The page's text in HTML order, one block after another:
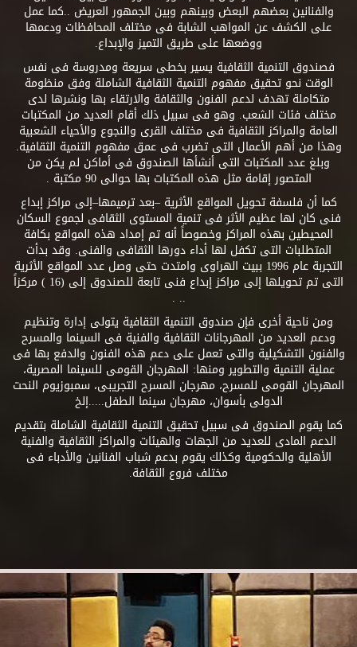
والفنانين بعضهم البعض وبينهم وبين الجمهور العريض ..كما عمل
على الكشف عن المواهب الشابة فى مختلف المحافظات ودعمها
ووضعها على طريق التميز والإبداع.
فصندوق التنمية الثقافية يسير بخطى سريعة ومدروسة فى نفس
الوقت نحو تحقيق مفهوم التنمية الثقافية الشاملة وفق منظومة
متكاملة تهدف لدعم الفنون والثقافة والارتقاء بها ونشرها لدى
مختلف فئات الشعب. وهو فى سبيل ذلك أقام العديد من المكتبات
العامة والمراكز الثقافية فى مختلف القرى والنجوع والأحياء الشعبية
وهذا من أهم الأعمال التى تضرب فى عمق مفهوم التنمية الثقافية.
وبلغ عدد المكتبات التى أنشأها الصندوق فى أماكن لم يكن من
المتصور إقامة مثل هذه المكتبات بها حوالى 90 مكتبة .
كما أن فلسفة تحويل المواقع الأثرية –بعد ترميمها–إلى مراكز إبداع
فنى كان لها عظيم الأثر فى تنمية المستوى الثقافى لجموع السكان
المحيطين بهذه المراكز وخصوصاً أنه تم إمداد هذه المواقع بكافة
المتطلبات التى تكفل لها أداء دورها الثقافى والفنى. وقد بدأت
التجربة عام 1996 ببيت الهراوى وامتدت حتى وصل عدد المواقع الأثرية
التى تم تحويلها إلى مراكز إبداع فنى تابعة للصندوق إلى (16 ) مركزاً
.. .
ومن ناحية أخرى فإن صندوق التنمية الثقافية يتولى إدارة وتنظيم
ودعم العديد من المهرجانات الثقافية والفنية فى السينما والمسرح
والفنون التشكيلية والتى تعمل على دعم هذه الفنون والدفع بها فى
عملية التنمية والتطوير ومنها: المهرجان القومى للسينما المصرية،
المهرجان القومى للمسرح، مهرجان المسرح التجريبى، سمبوزيوم النحت
الدولى بأسوان، مهرجان سينما الطفل.....إلخ
كما يقوم الصندوق فى سبيل تحقيق التنمية الثقافية الشاملة بتقديم
الدعم المادى للعديد من الجهات والهيئات والمراكز الثقافية والفنية
الأهلية والحكومية وكذلك يقوم بدعم شباب الفنانين والأدباء فى
مختلف فروع الثقافة.